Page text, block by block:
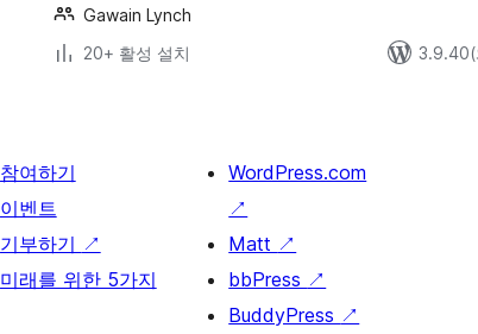
Gawain Lynch
20+ 활성 설치
3.9.40(
참여하기
이벤트
기부하기 ↗
미래를 위한 5가지
WordPress.com
↗
Matt ↗
bbPress ↗
BuddyPress ↗